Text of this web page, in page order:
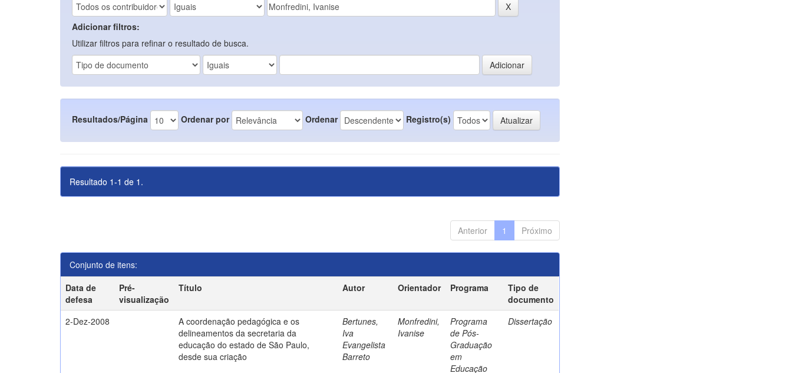
Adicionar filtros:
Utilizar filtros para refinar o resultado de busca.
Resultados/Página Ordenar por Ordenar Registro(s)
Resultado 1-1 de 1.
Anterior 1 Próximo
Conjunto de itens:
Data de
defesa
Pré-
visualização
Título Autor Orientador Programa
Tipo de
documento
2-Dez-2008
A coordenação pedagógica e os
delineamentos da secretaria da
educação do estado de São Paulo,
desde sua criação
Bertunes,
Iva
Evangelista
Barreto
Monfredini,
Ivanise
Programa
de Pós-
Graduação
em
Educação
Dissertação